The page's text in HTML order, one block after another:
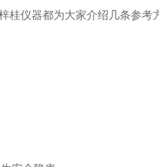
桂仪器都为大家介绍几条参考